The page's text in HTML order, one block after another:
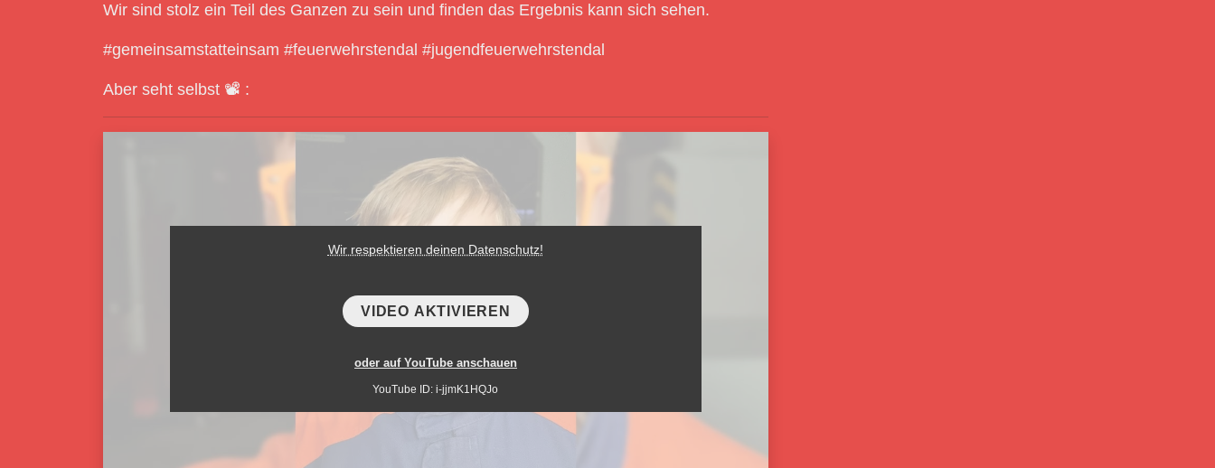
Wir sind stolz ein Teil des Ganzen zu sein und finden das Ergebnis kann sich sehen.
#gemeinsamstatteinsam #feuerwehrstendal #jugendfeuerwehrstendal
Aber seht selbst 📽️ :
Wir respektieren deinen Datenschutz!
VIDEO AKTIVIEREN
oder auf YouTube anschauen
YouTube ID: i-jjmK1HQJo